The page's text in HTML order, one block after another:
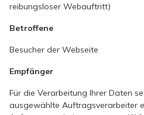
reibungsloser Webauftritt)
Betroffene
Besucher der Webseite
Empfänger
Für die Verarbeitung Ihrer Daten
ausgewählte Auftragsverarbeiter